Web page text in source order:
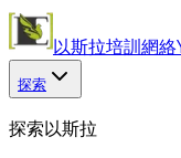
以斯拉培訓網絡
探索
探索以斯拉